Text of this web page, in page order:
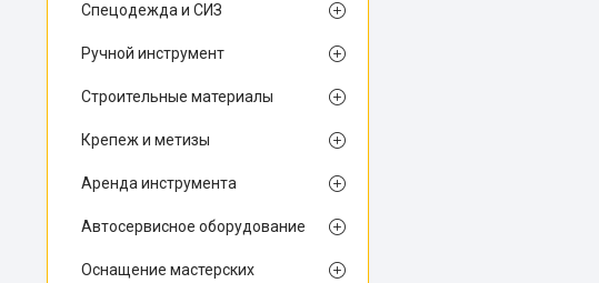
Спецодежда и СИЗ
Ручной инструмент
Строительные материалы
Крепеж и метизы
Аренда инструмента
Автосервисное оборудование
Оснащение мастерских